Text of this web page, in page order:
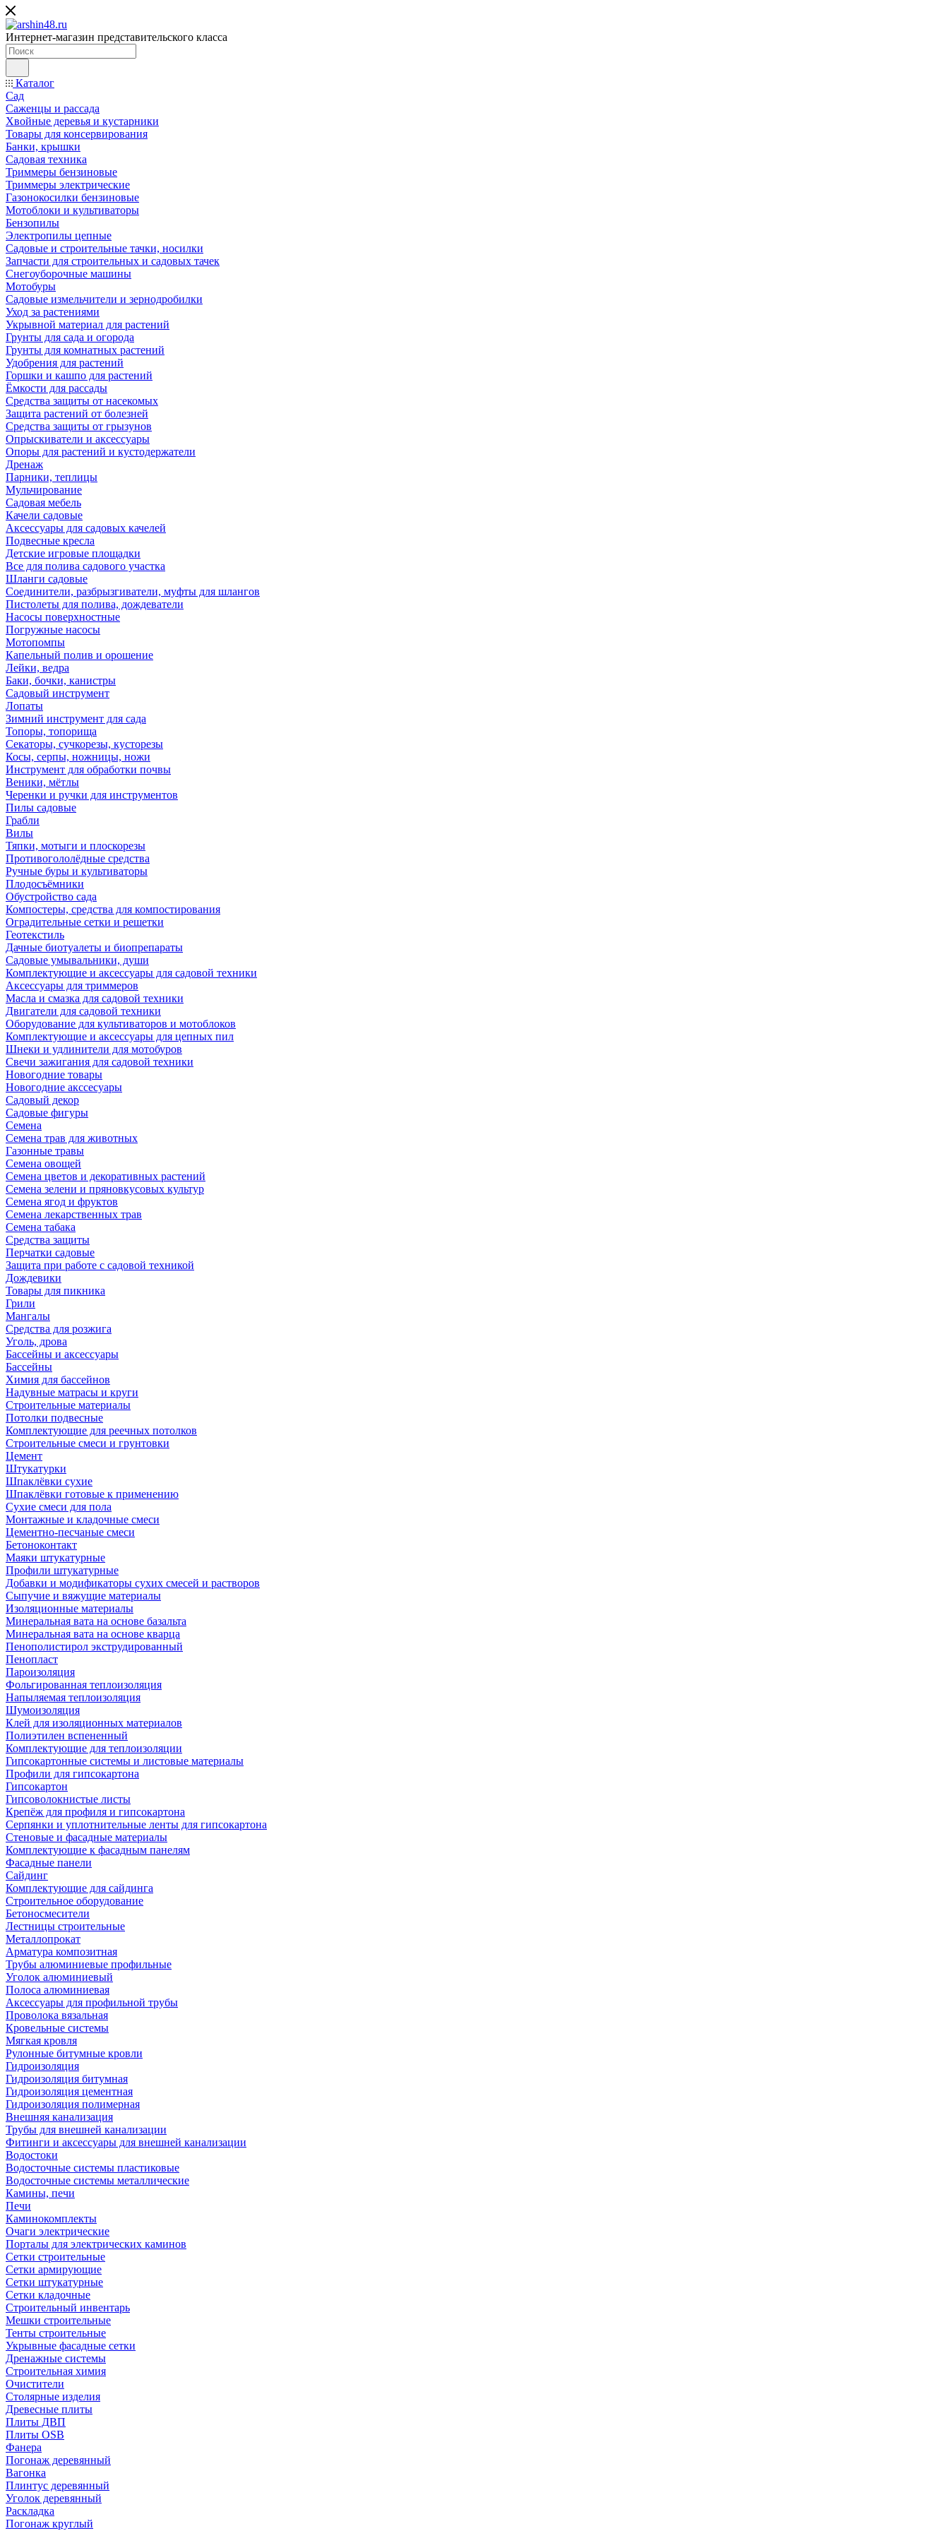
Интернет-магазин представительского класса
Каталог
Сад
Саженцы и рассада
Хвойные деревья и кустарники
Товары для консервирования
Банки, крышки
Садовая техника
Триммеры бензиновые
Триммеры электрические
Газонокосилки бензиновые
Мотоблоки и культиваторы
Бензопилы
Электропилы цепные
Садовые и строительные тачки, носилки
Запчасти для строительных и садовых тачек
Снегоуборочные машины
Мотобуры
Садовые измельчители и зернодробилки
Уход за растениями
Укрывной материал для растений
Грунты для сада и огорода
Грунты для комнатных растений
Удобрения для растений
Горшки и кашпо для растений
Ёмкости для рассады
Средства защиты от насекомых
Защита растений от болезней
Средства защиты от грызунов
Опрыскиватели и аксессуары
Опоры для растений и кустодержатели
Дренаж
Парники, теплицы
Мульчирование
Садовая мебель
Качели садовые
Аксессуары для садовых качелей
Подвесные кресла
Детские игровые площадки
Все для полива садового участка
Шланги садовые
Соединители, разбрызгиватели, муфты для шлангов
Пистолеты для полива, дождеватели
Насосы поверхностные
Погружные насосы
Мотопомпы
Капельный полив и орошение
Лейки, ведра
Баки, бочки, канистры
Садовый инструмент
Лопаты
Зимний инструмент для сада
Топоры, топорища
Секаторы, сучкорезы, кусторезы
Косы, серпы, ножницы, ножи
Инструмент для обработки почвы
Веники, мётлы
Черенки и ручки для инструментов
Пилы садовые
Грабли
Вилы
Тяпки, мотыги и плоскорезы
Противогололёдные средства
Ручные буры и культиваторы
Плодосъёмники
Обустройство сада
Компостеры, средства для компостирования
Оградительные сетки и решетки
Геотекстиль
Дачные биотуалеты и биопрепараты
Садовые умывальники, души
Комплектующие и аксессуары для садовой техники
Аксессуары для триммеров
Масла и смазка для садовой техники
Двигатели для садовой техники
Оборудование для культиваторов и мотоблоков
Комплектующие и аксессуары для цепных пил
Шнеки и удлинители для мотобуров
Свечи зажигания для садовой техники
Новогодние товары
Новогодние акссесуары
Садовый декор
Садовые фигуры
Семена
Семена трав для животных
Газонные травы
Семена овощей
Семена цветов и декоративных растений
Семена зелени и пряновкусовых культур
Семена ягод и фруктов
Семена лекарственных трав
Семена табака
Средства защиты
Перчатки садовые
Защита при работе с садовой техникой
Дождевики
Товары для пикника
Грили
Мангалы
Средства для розжига
Уголь, дрова
Бассейны и аксессуары
Бассейны
Химия для бассейнов
Надувные матрасы и круги
Строительные материалы
Потолки подвесные
Комплектующие для реечных потолков
Строительные смеси и грунтовки
Цемент
Штукатурки
Шпаклёвки сухие
Шпаклёвки готовые к применению
Сухие смеси для пола
Монтажные и кладочные смеси
Цементно-песчаные смеси
Бетоноконтакт
Маяки штукатурные
Профили штукатурные
Добавки и модификаторы сухих смесей и растворов
Сыпучие и вяжущие материалы
Изоляционные материалы
Минеральная вата на основе базальта
Минеральная вата на основе кварца
Пенополистирол экструдированный
Пенопласт
Пароизоляция
Фольгированная теплоизоляция
Напыляемая теплоизоляция
Шумоизоляция
Клей для изоляционных материалов
Полиэтилен вспененный
Комплектующие для теплоизоляции
Гипсокартонные системы и листовые материалы
Профили для гипсокартона
Гипсокартон
Гипсоволокнистые листы
Крепёж для профиля и гипсокартона
Серпянки и уплотнительные ленты для гипсокартона
Стеновые и фасадные материалы
Комплектующие к фасадным панелям
Фасадные панели
Сайдинг
Комплектующие для сайдинга
Строительное оборудование
Бетоносмесители
Лестницы строительные
Металлопрокат
Арматура композитная
Трубы алюминиевые профильные
Уголок алюминиевый
Полоса алюминиевая
Аксессуары для профильной трубы
Проволока вязальная
Кровельные системы
Мягкая кровля
Рулонные битумные кровли
Гидроизоляция
Гидроизоляция битумная
Гидроизоляция цементная
Гидроизоляция полимерная
Внешняя канализация
Трубы для внешней канализации
Фитинги и аксессуары для внешней канализации
Водостоки
Водосточные системы пластиковые
Водосточные системы металлические
Камины, печи
Печи
Каминокомплекты
Очаги электрические
Порталы для электрических каминов
Сетки строительные
Сетки армирующие
Сетки штукатурные
Сетки кладочные
Строительный инвентарь
Мешки строительные
Тенты строительные
Укрывные фасадные сетки
Дренажные системы
Строительная химия
Очистители
Столярные изделия
Древесные плиты
Плиты ДВП
Плиты OSB
Фанера
Погонаж деревянный
Вагонка
Плинтус деревянный
Уголок деревянный
Раскладка
Погонаж круглый